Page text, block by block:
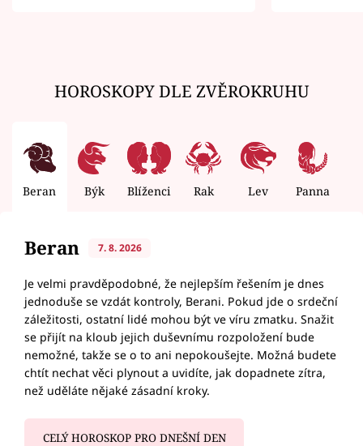
HOROSKOPY DLE ZVĚROKRUHU
Beran Býk Blíženci Rak Lev Panna
Beran 7. 8. 2026
Je velmi pravděpodobné, že nejlepším řešením je dnes
jednoduše se vzdát kontroly, Berani. Pokud jde o srdeční
záležitosti, ostatní lidé mohou být ve víru zmatku. Snažit
se přijít na kloub jejich duševnímu rozpoložení bude
nemožné, takže se o to ani nepokoušejte. Možná budete
chtít nechat věci plynout a uvidíte, jak dopadnete zítra,
než uděláte nějaké zásadní kroky.
CELÝ HOROSKOP PRO DNEŠNÍ DEN